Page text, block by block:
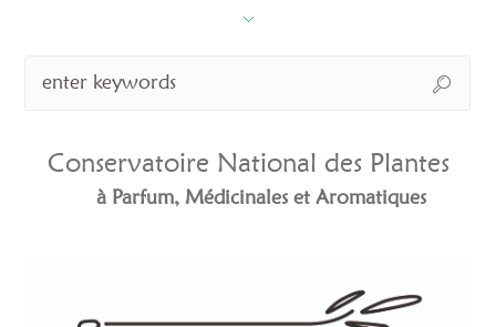
Conservatoire National des Plantes
à Parfum, Médicinales et Aromatiques